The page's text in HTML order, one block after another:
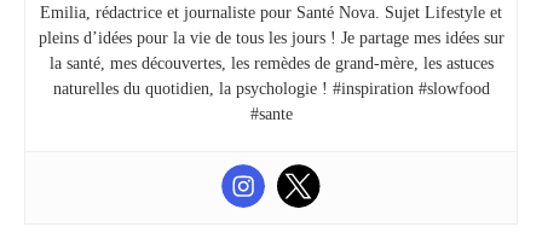
Emilia, rédactrice et journaliste pour Santé Nova. Sujet Lifestyle et
pleins d’idées pour la vie de tous les jours ! Je partage mes idées sur
la santé, mes découvertes, les remèdes de grand-mère, les astuces
naturelles du quotidien, la psychologie ! #inspiration #slowfood
#sante